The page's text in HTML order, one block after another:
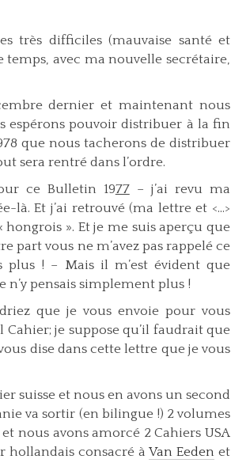
très difficiles (mauvaise santé et
avec ma nouvelle secrétaire,
dernier et maintenant nous
espérons pouvoir distribuer à la fin
que nous tacherons de distribuer
sera rentré dans l’ordre.
ce Bulletin 1977– j’ai revu ma
là. Et j’ai retrouvé (ma lettre et <...>
». Et je me suis aperçu que
part vous ne m’avez pas rappelé ce
plus ! – Mais il m’est évident que
pensais simplement plus !
que je vous envoie pour vous
je suppose qu’il faudrait que
dise dans cette lettre que je vous
suisse et nous en avons un second
va sortir (en bilingue !) 2 volumes
nous avons amorcé 2 Cahiers USA
hollandais consacré à Van Eeden et